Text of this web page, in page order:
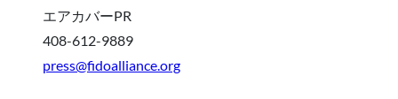
エアカバーPR
408-612-9889
press@fidoalliance.org